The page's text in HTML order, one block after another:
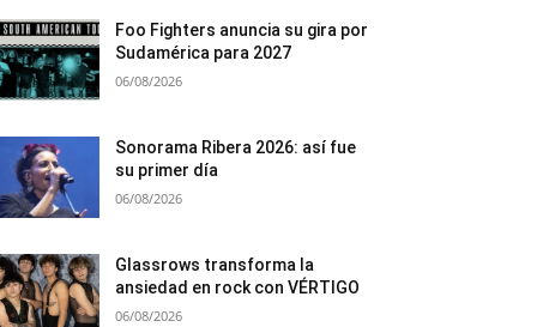
Foo Fighters anuncia su gira por
Sudamérica para 2027
06/08/2026
Sonorama Ribera 2026: así fue
su primer día
06/08/2026
Glassrows transforma la
ansiedad en rock con VÉRTIGO
06/08/2026